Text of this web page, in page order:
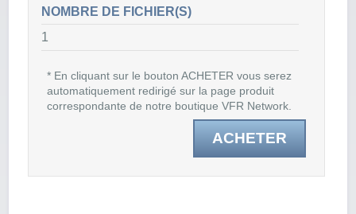
NOMBRE DE FICHIER(S)
1
ACHETER
* En cliquant sur le bouton ACHETER vous serez
automatiquement redirigé sur la page produit
correspondante de notre boutique VFR Network.